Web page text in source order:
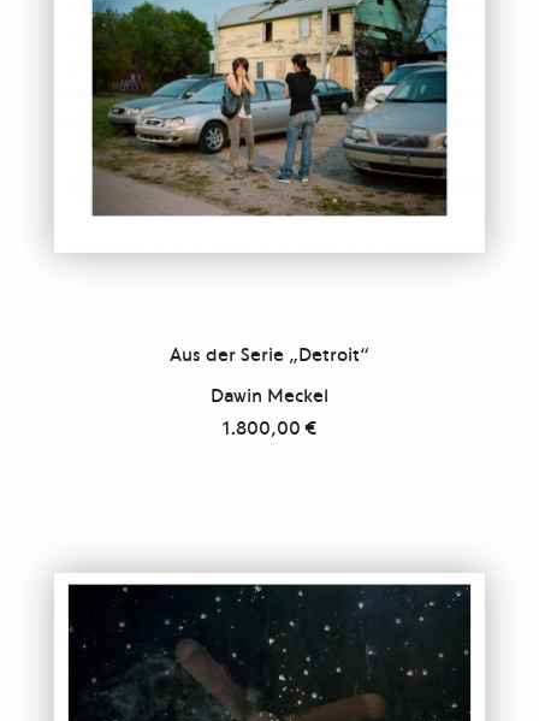
Aus der Serie „Detroit“
Dawin Meckel
1.800,00€